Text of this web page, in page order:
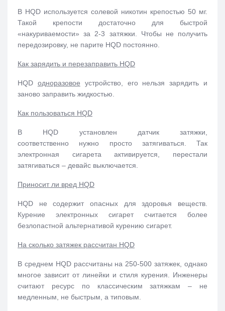
В HQD используется солевой никотин крепостью 50 мг.
Такой крепости достаточно для быстрой
«накуриваемости» за 2-3 затяжки. Чтобы не получить
передозировку, не парите HQD постоянно.
Как зарядить и перезаправить HQD
HQD одноразовое устройство, его нельзя зарядить и
заново заправить жидкостью.
Как пользоваться HQD
В HQD установлен датчик затяжки,
соответственно нужно просто затягиваться. Так
электронная сигарета активируется, перестали
затягиваться – девайс выключается.
Приносит ли вред HQD
HQD не содержит опасных для здоровья веществ.
Курение электронных сигарет считается более
безлопастной альтернативой курению сигарет.
На сколько затяжек рассчитан HQD
В среднем HQD рассчитаны на 250-500 затяжек, однако
многое зависит от линейки и стиля курения. Инженеры
считают ресурс по классическим затяжкам – не
медленным, не быстрым, а типовым.